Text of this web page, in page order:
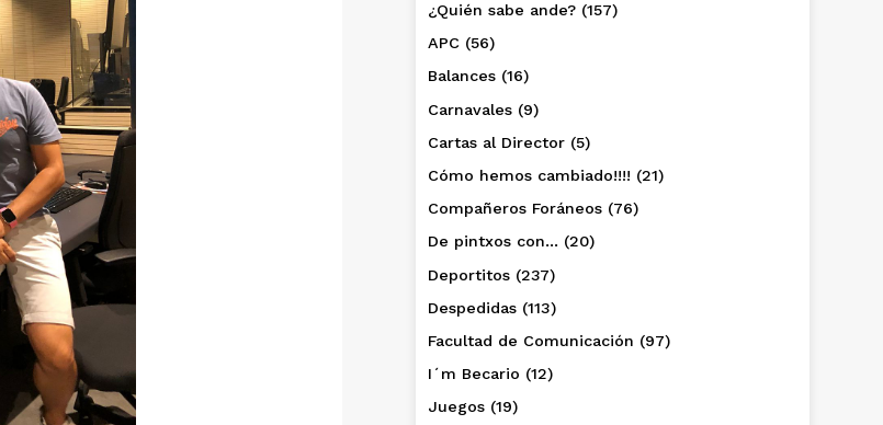
¿Quién sabe ande? (157)
APC (56)
Balances (16)
Carnavales (9)
Cartas al Director (5)
Cómo hemos cambiado!!!! (21)
Compañeros Foráneos (76)
De pintxos con… (20)
Deportitos (237)
Despedidas (113)
Facultad de Comunicación (97)
I´m Becario (12)
Juegos (19)